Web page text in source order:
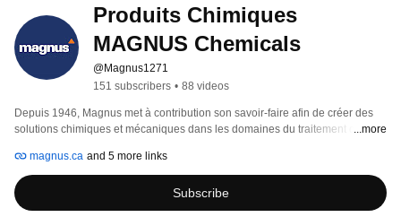
Produits Chimiques
MAGNUS Chemicals
@Magnus1271
151 subscribers • 88 videos
Depuis 1946, Magnus met à contribution son savoir-faire afin de créer des
solutions chimiques et mécaniques dans les domaines du traitement de ...more
magnus.ca and 5 more links
Subscribe